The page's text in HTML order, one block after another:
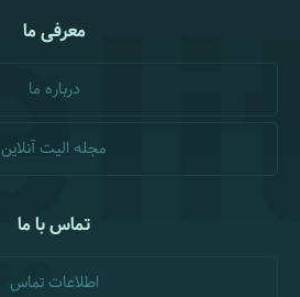
معرفی ما
درباره ما
مجله الیت آنلاین
تماس با ما
اطلاعات تماس